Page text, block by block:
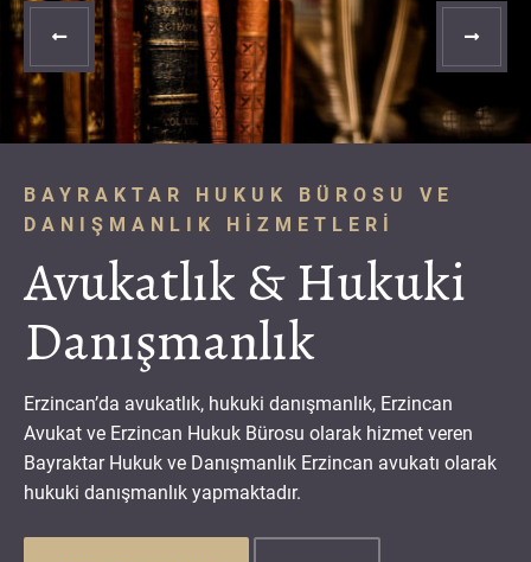
BAYRAKTAR HUKUK BÜROSU VE
DANIŞMANLIK HIZMETLERI
Avukatlık & Hukuki
Danışmanlık
Erzincan’da avukatlık, hukuki danışmanlık, Erzincan
Avukat ve Erzincan Hukuk Bürosu olarak hizmet veren
Bayraktar Hukuk ve Danışmanlık Erzincan avukatı olarak
hukuki danışmanlık yapmaktadır.